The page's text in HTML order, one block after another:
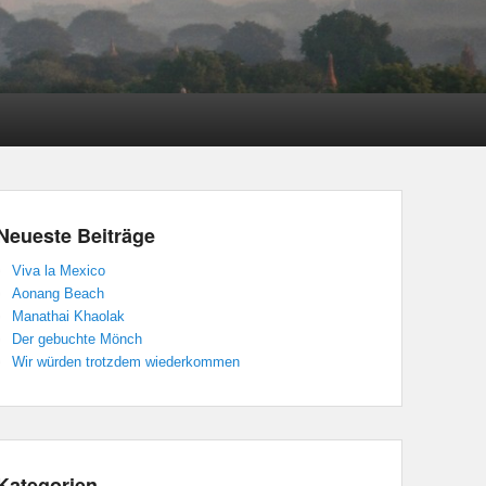
Beiträge
Viva la Mexico
Aonang Beach
Manathai Khaolak
Der gebuchte Mönch
Wir würden trotzdem wiederkommen